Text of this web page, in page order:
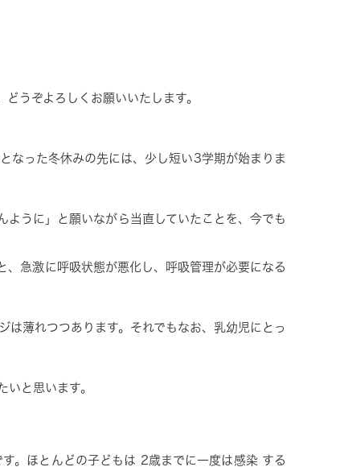
うぞよろしくお願いいたします。
なった冬休みの先には、少し短い3学期が始まりま
うに」と願いながら当直していたことを、今でも
、急激に呼吸状態が悪化し、呼吸管理が必要になる
は薄れつつあります。それでもなお、乳幼児にとっ
いと思います。
。ほとんどの子どもは 2歳までに一度は感染 する